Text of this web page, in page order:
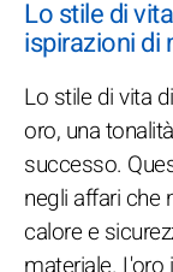
Lo stile di
ispirazioni di
Lo stile di vita
oro, una
successo.
negli affari che
calore e